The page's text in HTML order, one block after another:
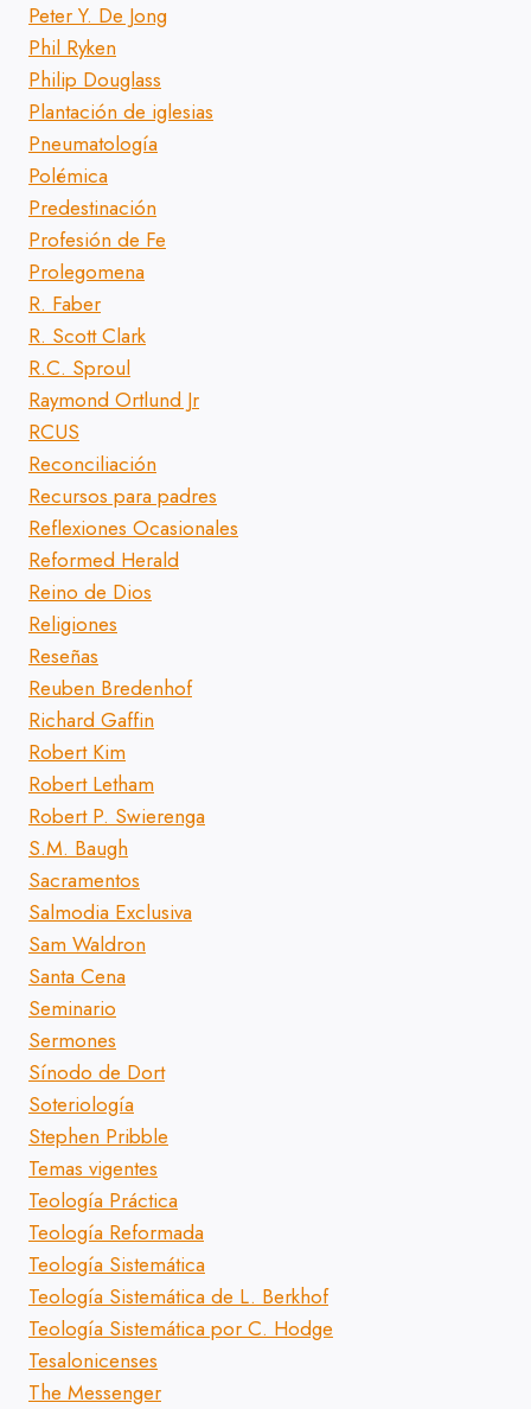
Peter Y. De Jong
Phil Ryken
Philip Douglass
Plantación de iglesias
Pneumatología
Polémica
Predestinación
Profesión de Fe
Prolegomena
R. Faber
R. Scott Clark
R.C. Sproul
Raymond Ortlund Jr
RCUS
Reconciliación
Recursos para padres
Reflexiones Ocasionales
Reformed Herald
Reino de Dios
Religiones
Reseñas
Reuben Bredenhof
Richard Gaffin
Robert Kim
Robert Letham
Robert P. Swierenga
S.M. Baugh
Sacramentos
Salmodia Exclusiva
Sam Waldron
Santa Cena
Seminario
Sermones
Sínodo de Dort
Soteriología
Stephen Pribble
Temas vigentes
Teología Práctica
Teología Reformada
Teología Sistemática
Teología Sistemática de L. Berkhof
Teología Sistemática por C. Hodge
Tesalonicenses
The Messenger